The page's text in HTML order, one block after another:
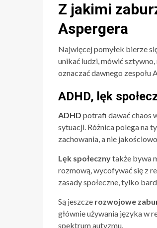
Z jakimi
Aspergera
Najwięcej pomyłek bierze
unikać ludzi, mówić
oznaczać dawnego zespołu
ADHD, lęk
ADHD potrafi dawać chaos
sytuacji. Różnica polega na
zachowania, a nie
Lęk społecznytakże bywa
rozmową, wycofywać się z
zasady społeczne, tylko
Są jeszcze rozwojowe
głównie używania języka w
spektrum autyzmu.